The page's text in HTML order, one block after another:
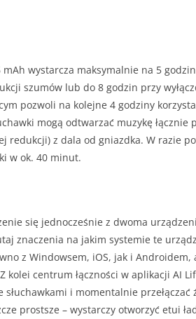
wystarcza maksymalnie na 5
szumów lub do 8 godzin przy
pozwoli na kolejne 4 godziny
mogą odtwarzać muzykę łącznie
redukcji) z dala od gniazdka. W razie
w ok. 40 minut.
się jednocześnie z dwoma
znaczenia na jakim systemie te
z Windowsem, iOS, jak i Androidem,
kolei centrum łączności w aplikacji AI
i momentalnie przełączać
prostsze – wystarczy otworzyć etui